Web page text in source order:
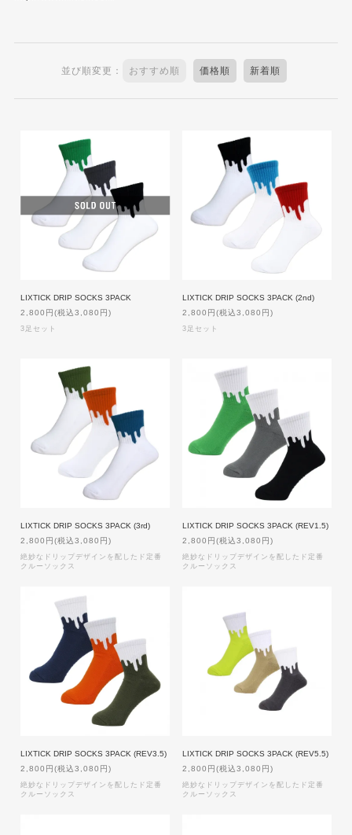
並び順変更： おすすめ順 価格順 新着順
LIXTICK DRIP SOCKS 3PACK
2,800円(税込3,080円)
3足セット
LIXTICK DRIP SOCKS 3PACK (2nd)
2,800円(税込3,080円)
3足セット
LIXTICK DRIP SOCKS 3PACK (3rd)
2,800円(税込3,080円)
絶妙なドリップデザインを配したド定番
クルーソックス
LIXTICK DRIP SOCKS 3PACK (REV1.5)
2,800円(税込3,080円)
絶妙なドリップデザインを配したド定番
クルーソックス
LIXTICK DRIP SOCKS 3PACK (REV3.5)
2,800円(税込3,080円)
絶妙なドリップデザインを配したド定番
クルーソックス
LIXTICK DRIP SOCKS 3PACK (REV5.5)
2,800円(税込3,080円)
絶妙なドリップデザインを配したド定番
クルーソックス